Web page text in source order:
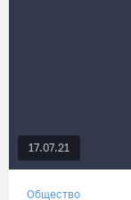
17.07.21
Общество